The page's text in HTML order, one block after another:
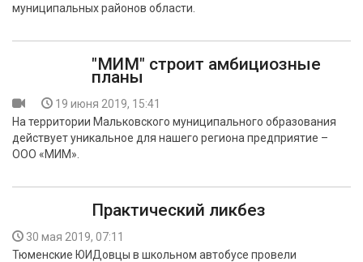
муниципальных районов области.
"МИМ" строит амбициозные
планы
19 июня 2019, 15:41
На территории Мальковского муниципального образования
действует уникальное для нашего региона предприятие –
ООО «МИМ».
Практический ликбез
30 мая 2019, 07:11
Тюменские ЮИДовцы в школьном автобусе провели